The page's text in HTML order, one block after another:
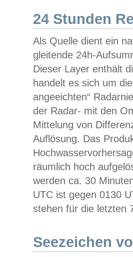
24 Stunden
Als Quelle dient ein
gleitende 24h-
Dieser Layer enthält
handelt es sich um
angeeichten“
der Radar- mit den
Mittelung von
Auflösung. Das
räumlich hoch
werden ca. 30
UTC ist gegen 0130
stehen für die letzten
Seezeichen